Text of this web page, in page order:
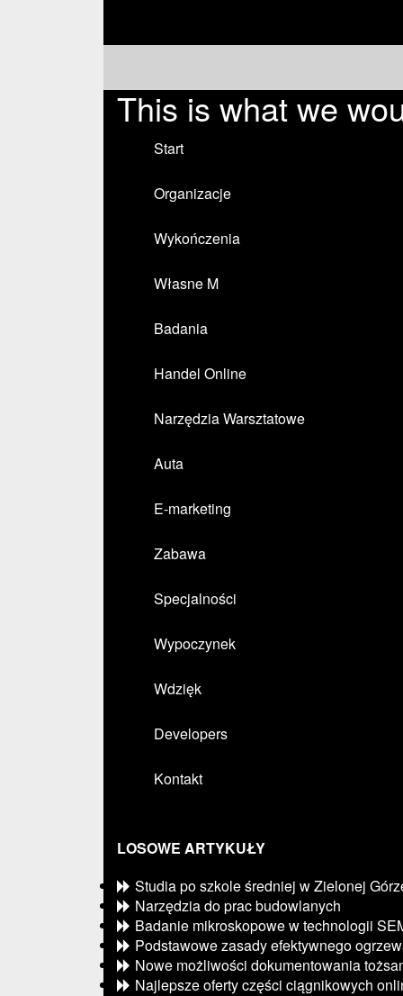
This is what we
Start
Organizacje
Wykończenia
Własne M
Badania
Handel Online
Narzędzia Warsztatowe
Auta
E-marketing
Zabawa
Specjalności
Wypoczynek
Wdzięk
Developers
Kontakt
LOSOWE ARTYKUŁY
Studia po szkole średniej w Zielonej
Narzędzia do prac budowlanych
Badanie mikroskopowe w technologii
Podstawowe zasady efektywnego
Nowe możliwości dokumentowania
Najlepsze oferty części ciągnikowych